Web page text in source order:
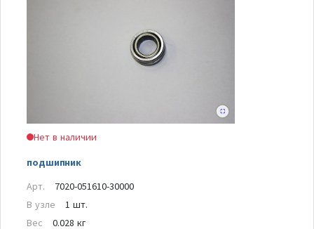
Нет в наличии
подшипник
Арт.
7020-051610-30000
В узле
1 шт.
Вес
0.028 кг